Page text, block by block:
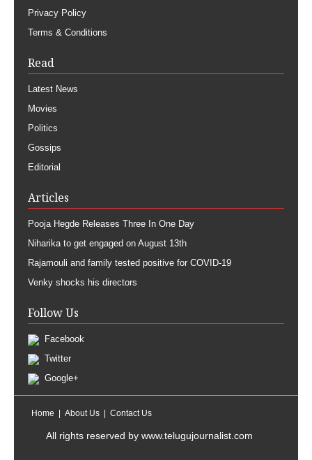
Privacy Policy
Terms & Conditions
Read
Latest News
Movies
Politics
Gossips
Editorial
Articles
Pooja Hegde Releases Three In One Day
Niharika to get engaged on August 13th
Rajamouli and family tested positive for COVID-19
Venky shocks his directors
Follow Us
Facebook
Twitter
Google+
Home About Us Contact Us
All rights reserved by www.telugujournalist.com